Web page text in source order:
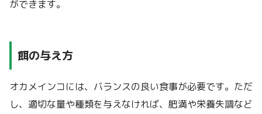
ができます。
餌の与え方
オカメインコには、バランスの良い食事が必要です。ただ
し、適切な量や種類を与えなければ、肥満や栄養失調など